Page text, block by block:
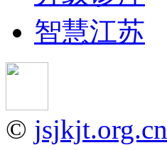
智慧江苏
© jsjkjt.org.cn